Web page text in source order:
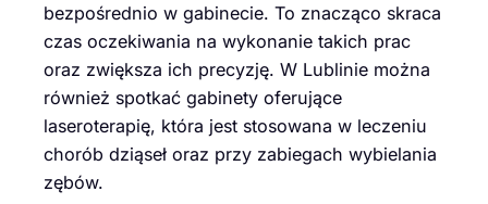
bezpośrednio w gabinecie. To znacząco skraca
czas oczekiwania na wykonanie takich prac
oraz zwiększa ich precyzję. W Lublinie można
również spotkać gabinety oferujące
laseroterapię, która jest stosowana w leczeniu
chorób dziąseł oraz przy zabiegach wybielania
zębów.